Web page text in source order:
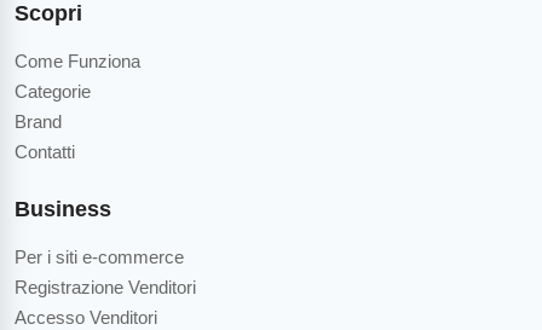
Scopri
Come Funziona
Categorie
Brand
Contatti
Business
Per i siti e-commerce
Registrazione Venditori
Accesso Venditori